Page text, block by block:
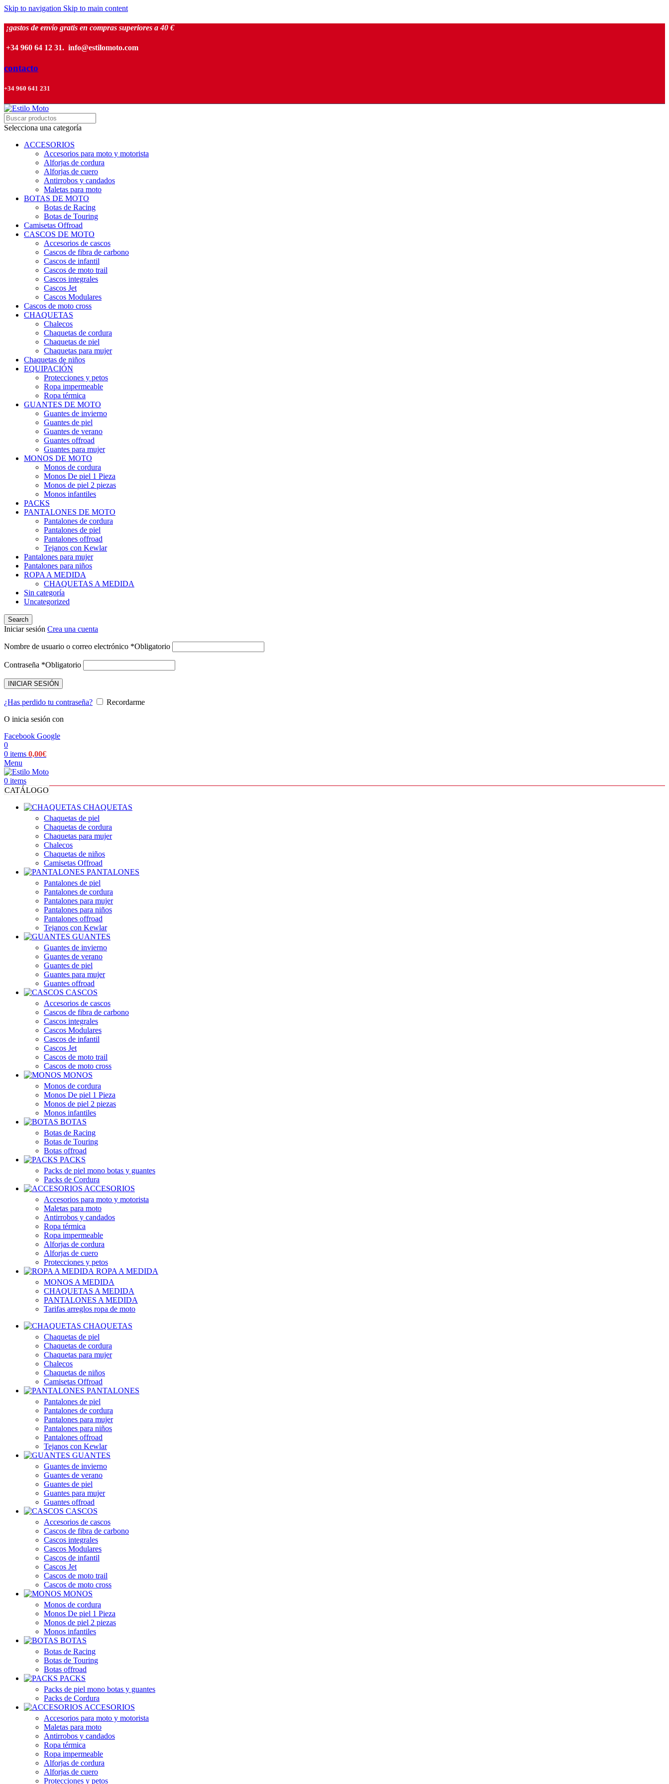
Skip to navigation Skip to main content
¡gastos de envío gratis en compras superiores a 40 €
+34 960 64 12 31. info@estilomoto.com
contacto
+34 960 641 231
Selecciona una categoría
ACCESORIOS
Accesorios para moto y motorista
Alforjas de cordura
Alforjas de cuero
Antirrobos y candados
Maletas para moto
BOTAS DE MOTO
Botas de Racing
Botas de Touring
Camisetas Offroad
CASCOS DE MOTO
Accesorios de cascos
Cascos de fibra de carbono
Cascos de infantil
Cascos de moto trail
Cascos integrales
Cascos Jet
Cascos Modulares
Cascos de moto cross
CHAQUETAS
Chalecos
Chaquetas de cordura
Chaquetas de piel
Chaquetas para mujer
Chaquetas de niños
EQUIPACIÓN
Protecciones y petos
Ropa impermeable
Ropa térmica
GUANTES DE MOTO
Guantes de invierno
Guantes de piel
Guantes de verano
Guantes offroad
Guantes para mujer
MONOS DE MOTO
Monos de cordura
Monos De piel 1 Pieza
Monos de piel 2 piezas
Monos infantiles
PACKS
PANTALONES DE MOTO
Pantalones de cordura
Pantalones de piel
Pantalones offroad
Tejanos con Kewlar
Pantalones para mujer
Pantalones para niños
ROPA A MEDIDA
CHAQUETAS A MEDIDA
Sin categoría
Uncategorized
Search
Iniciar sesión Crea una cuenta
Nombre de usuario o correo electrónico *Obligatorio
Contraseña *Obligatorio
INICIAR SESIÓN
¿Has perdido tu contraseña?
Recordarme
O inicia sesión con
Facebook Google
0
0 items 0,00€
Menu
0 items
CATÁLOGO
CHAQUETAS
Chaquetas de piel
Chaquetas de cordura
Chaquetas para mujer
Chalecos
Chaquetas de niños
Camisetas Offroad
PANTALONES
Pantalones de piel
Pantalones de cordura
Pantalones para mujer
Pantalones para niños
Pantalones offroad
Tejanos con Kewlar
GUANTES
Guantes de invierno
Guantes de verano
Guantes de piel
Guantes para mujer
Guantes offroad
CASCOS
Accesorios de cascos
Cascos de fibra de carbono
Cascos integrales
Cascos Modulares
Cascos de infantil
Cascos Jet
Cascos de moto trail
Cascos de moto cross
MONOS
Monos de cordura
Monos De piel 1 Pieza
Monos de piel 2 piezas
Monos infantiles
BOTAS
Botas de Racing
Botas de Touring
Botas offroad
PACKS
Packs de piel mono botas y guantes
Packs de Cordura
ACCESORIOS
Accesorios para moto y motorista
Maletas para moto
Antirrobos y candados
Ropa térmica
Ropa impermeable
Alforjas de cordura
Alforjas de cuero
Protecciones y petos
ROPA A MEDIDA
MONOS A MEDIDA
CHAQUETAS A MEDIDA
PANTALONES A MEDIDA
Tarifas arreglos ropa de moto
CHAQUETAS
Chaquetas de piel
Chaquetas de cordura
Chaquetas para mujer
Chalecos
Chaquetas de niños
Camisetas Offroad
PANTALONES
Pantalones de piel
Pantalones de cordura
Pantalones para mujer
Pantalones para niños
Pantalones offroad
Tejanos con Kewlar
GUANTES
Guantes de invierno
Guantes de verano
Guantes de piel
Guantes para mujer
Guantes offroad
CASCOS
Accesorios de cascos
Cascos de fibra de carbono
Cascos integrales
Cascos Modulares
Cascos de infantil
Cascos Jet
Cascos de moto trail
Cascos de moto cross
MONOS
Monos de cordura
Monos De piel 1 Pieza
Monos de piel 2 piezas
Monos infantiles
BOTAS
Botas de Racing
Botas de Touring
Botas offroad
PACKS
Packs de piel mono botas y guantes
Packs de Cordura
ACCESORIOS
Accesorios para moto y motorista
Maletas para moto
Antirrobos y candados
Ropa térmica
Ropa impermeable
Alforjas de cordura
Alforjas de cuero
Protecciones y petos